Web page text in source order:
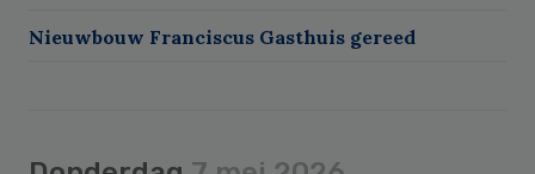
Nieuwbouw Franciscus Gasthuis gereed